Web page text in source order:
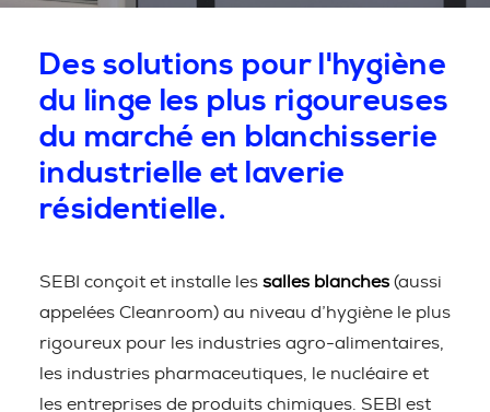
Des solutions pour l'hygiène
du linge les plus rigoureuses
du marché en blanchisserie
industrielle et laverie
résidentielle.
SEBI conçoit et installe les salles blanches (aussi
appelées Cleanroom) au niveau d’hygiène le plus
rigoureux pour les industries agro-alimentaires,
les industries pharmaceutiques, le nucléaire et
les entreprises de produits chimiques. SEBI est